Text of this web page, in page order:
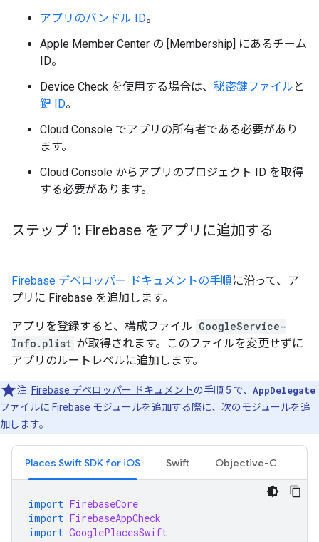
アプリのバンドル ID。
Apple Member Center の [Membership] にあるチーム
ID。
Device Check を使用する場合は、 秘密鍵ファイル と
鍵 ID。
Cloud Console でアプリの所有者である必要があり
ます。
Cloud Console からアプリのプロジェクト ID を取得
する必要があります。
ステップ 1: Firebase をアプリに追加する
Firebase デベロッパー ドキュメントの手順に沿って、ア
プリに Firebase を追加します。
アプリを登録すると、構成ファイル GoogleService-
Info.plist が取得されます。このファイルを変更せずに
アプリのルートレベルに追加します。
注: Firebase デベロッパー ドキュメントの手順 5 で、 AppDelegate
ファイルに Firebase モジュールを追加する際に、次のモジュールを追
加します。
Places Swift SDK for iOS Swift Objective-C
import FirebaseCore
import FirebaseAppCheck
import GooglePlacesSwift